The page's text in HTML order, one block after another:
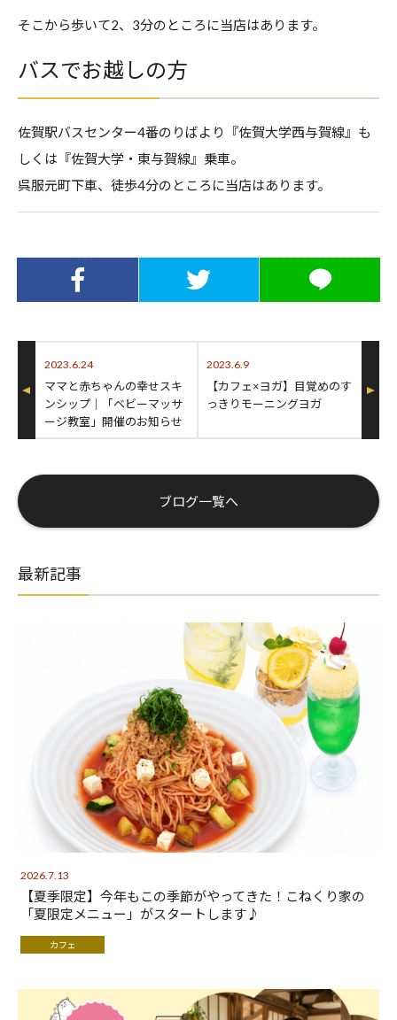
そこから歩いて2、3分のところに当店はあります。
バスでお越しの方
佐賀駅バスセンター4番のりばより『佐賀大学西与賀線』も
しくは『佐賀大学・東与賀線』乗車。
呉服元町下車、徒歩4分のところに当店はあります。
Facebookでシ
ェア
Twitterでシェ
ア
LINEでシェア
2023.6.24
ママと赤ちゃんの幸せスキ
ンシップ│「ベビーマッサ
ージ教室」開催のお知らせ
2023.6.9
【カフェ×ヨガ】目覚めのす
っきりモーニングヨガ
ブログ一覧へ
最新記事
2026.7.13
【夏季限定】今年もこの季節がやってきた！こねくり家の
「夏限定メニュー」がスタートします♪
カフェ